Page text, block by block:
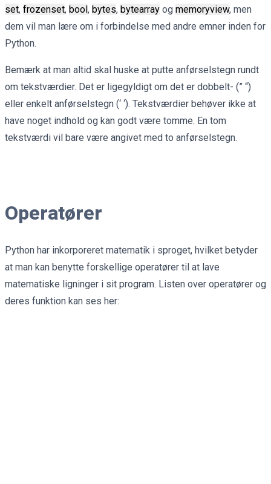
set, frozenset, bool, bytes, bytearray og memoryview, men
dem vil man lære om i forbindelse med andre emner inden for
Python.
Bemærk at man altid skal huske at putte anførselstegn rundt
om tekstværdier. Det er ligegyldigt om det er dobbelt- (” “)
eller enkelt anførselstegn (‘ ‘). Tekstværdier behøver ikke at
have noget indhold og kan godt være tomme. En tom
tekstværdi vil bare være angivet med to anførselstegn.
Operatører
Python har inkorporeret matematik i sproget, hvilket betyder
at man kan benytte forskellige operatører til at lave
matematiske ligninger i sit program. Listen over operatører og
deres funktion kan ses her: